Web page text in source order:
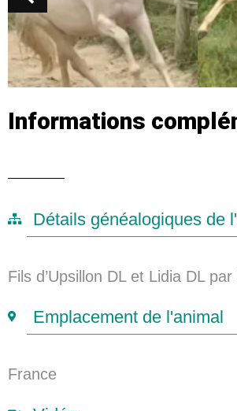
Informations
Détails généalogiques de
Fils d’Upsillon DL et Lidia DL
Emplacement de l'animal
France